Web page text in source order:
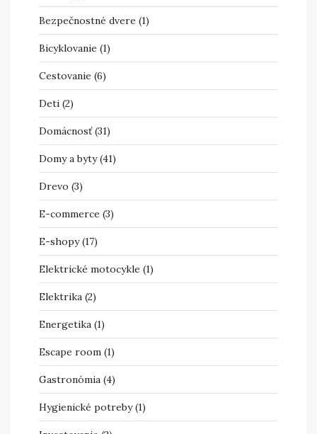
Bezpečnostné dvere (1)
Bicyklovanie (1)
Cestovanie (6)
Deti (2)
Domácnosť(31)
Domy a byty(41)
Drevo (3)
E-commerce (3)
E-shopy(17)
Elektrické motocykle (1)
Elektrika (2)
Energetika (1)
Escape room (1)
Gastronómia (4)
Hygienické potreby(1)